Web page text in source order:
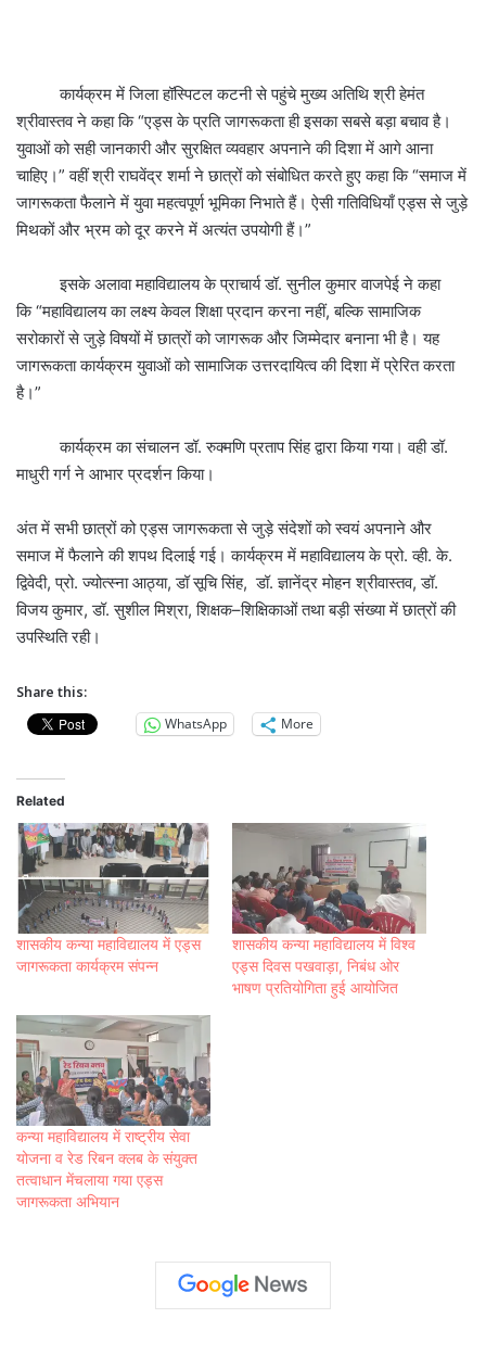
कार्यक्रम में जिला हॉस्पिटल कटनी से पहुंचे मुख्य अतिथि श्री हेमंत
श्रीवास्तव ने कहा कि “एड्स के प्रति जागरूकता ही इसका सबसे बड़ा बचाव है।
युवाओं को सही जानकारी और सुरक्षित व्यवहार अपनाने की दिशा में आगे आना
चाहिए।” वहीं श्री राघवेंद्र शर्मा ने छात्रों को संबोधित करते हुए कहा कि “समाज में
जागरूकता फैलाने में युवा महत्वपूर्ण भूमिका निभाते हैं। ऐसी गतिविधियाँ एड्स से जुड़े
मिथकों और भ्रम को दूर करने में अत्यंत उपयोगी हैं।”
इसके अलावा महाविद्यालय के प्राचार्य डॉ. सुनील कुमार वाजपेई ने कहा
कि “महाविद्यालय का लक्ष्य केवल शिक्षा प्रदान करना नहीं, बल्कि सामाजिक
सरोकारों से जुड़े विषयों में छात्रों को जागरूक और जिम्मेदार बनाना भी है। यह
जागरूकता कार्यक्रम युवाओं को सामाजिक उत्तरदायित्व की दिशा में प्रेरित करता
है।”
कार्यक्रम का संचालन डॉ. रुक्मणि प्रताप सिंह द्वारा किया गया। वही डॉ.
माधुरी गर्ग ने आभार प्रदर्शन किया।
अंत में सभी छात्रों को एड्स जागरूकता से जुड़े संदेशों को स्वयं अपनाने और
समाज में फैलाने की शपथ दिलाई गई। कार्यक्रम में महाविद्यालय के प्रो. व्ही. के.
द्विवेदी, प्रो. ज्योत्स्‍ना आठ्या, डॉ सूचि सिंह, डॉ. ज्ञानेंद्र मोहन श्रीवास्तव, डॉ.
विजय कुमार, डॉ. सुशील मिश्रा, शिक्षक–शिक्षिकाओं तथा बड़ी संख्या में छात्रों की
उपस्थिति रही।
Share this:
WhatsApp
More
Related
शासकीय कन्या महाविद्यालय में एड्स
जागरूकता कार्यक्रम संपन्न
शासकीय कन्या महाविद्यालय में विश्व
एड्स दिवस पखवाड़ा, निबंध ओर
भाषण प्रतियोगिता हुई आयोजित
कन्या महाविद्यालय में राष्ट्रीय सेवा
योजना व रेड रिबन क्लब के संयुक्त
तत्वाधान मेंचलाया गया एड्स
जागरूकता अभियान